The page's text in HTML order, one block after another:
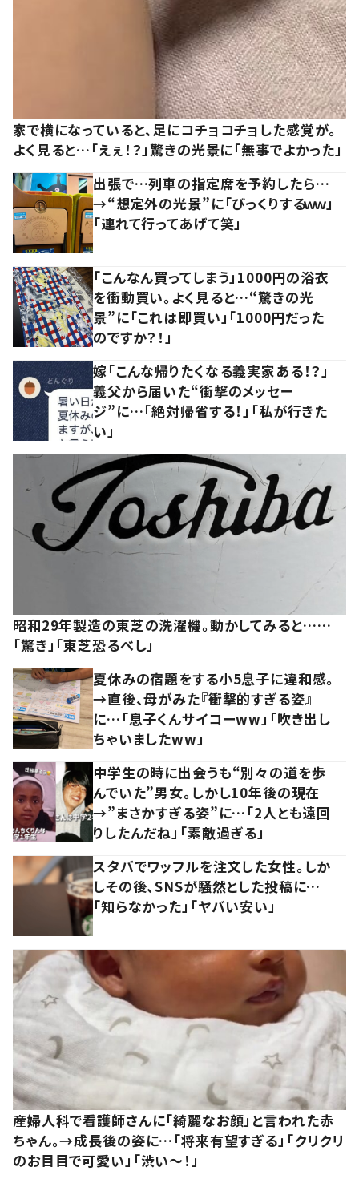
家で横になっていると、足にコチョコチョした感覚が。
よく見ると…「えぇ！？」驚きの光景に「無事でよかった」
出張で…列車の指定席を予約したら…
→“想定外の光景”に「びっくりするｗｗ」
「連れて行ってあげて笑」
「こんなん買ってしまう」1000円の浴衣
を衝動買い。よく見ると…“驚きの光
景”に「これは即買い」「1000円だった
のですか？！」
嫁「こんな帰りたくなる義実家ある！？」
義父から届いた“衝撃のメッセー
ジ”に…「絶対帰省する！」「私が行きた
い」
昭和29年製造の東芝の洗濯機。動かしてみると……
「驚き」「東芝恐るべし」
夏休みの宿題をする小5息子に違和感。
→直後、母がみた『衝撃的すぎる姿』
に…「息子くんサイコーww」「吹き出し
ちゃいましたww」
中学生の時に出会うも“別々の道を歩
んでいた”男女。しかし10年後の現在
→”まさかすぎる姿”に…「2人とも遠回
りしたんだね」「素敵過ぎる」
スタバでワッフルを注文した女性。しか
しその後、SNSが騒然とした投稿に…
「知らなかった」「ヤバい安い」
産婦人科で看護師さんに「綺麗なお顔」と言われた赤
ちゃん。→成長後の姿に…「将来有望すぎる」「クリクリ
のお目目で可愛い」「渋い～！」